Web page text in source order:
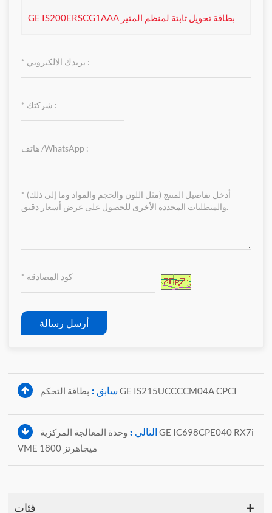
GE IS200ERSCG1AAA بطاقة تحويل ثابتة لمنظم المثير
أرسل رسالة
سابق : بطاقة التحكم GE IS215UCCCCM04A CPCI
التالي : وحدة المعالجة المركزية GE IC698CPE040 RX7i
VME 1800 ميجاهرتز
فئات